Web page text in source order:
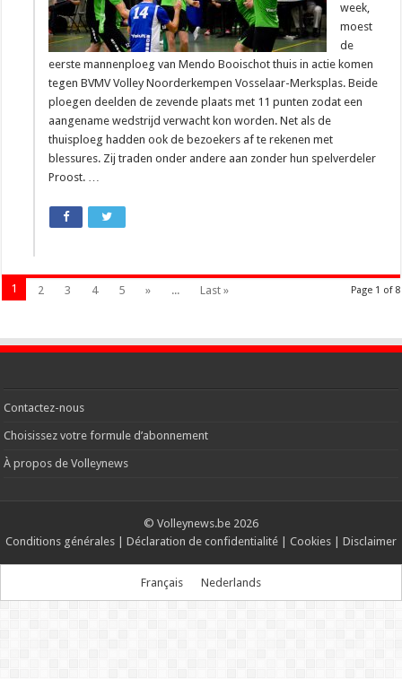
week,
moest
de
eerste mannenploeg van Mendo Booischot thuis in actie komen
tegen BVMV Volley Noorderkempen Vosselaar-Merksplas. Beide
ploegen deelden de zevende plaats met 11 punten zodat een
aangename wedstrijd verwacht kon worden. Net als de
thuisploeg hadden ook de bezoekers af te rekenen met
blessures. Zij traden onder andere aan zonder hun spelverdeler
Proost. …
Page 1 of 8
1 2 3 4 5 » ... Last »
Contactez-nous
Choisissez votre formule d’abonnement
À propos de Volleynews
© Volleynews.be 2026
Conditions générales
Déclaration de confidentialité Cookies Disclaimer
Français Nederlands